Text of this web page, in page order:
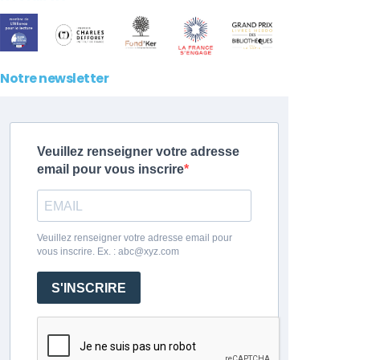
Notre newsletter
Veuillez renseigner votre adresse
email pour vous inscrire
Veuillez renseigner votre adresse email pour
vous inscrire. Ex. : abc@xyz.com
S'INSCRIRE